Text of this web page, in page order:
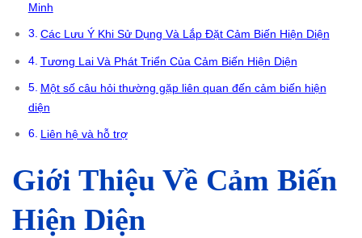
Minh
Các Lưu Ý Khi Sử Dụng Và Lắp Đặt Cảm Biến Hiện Diện
Tương Lai Và Phát Triển Của Cảm Biến Hiện Diện
Một số câu hỏi thường gặp liên quan đến cảm biến hiện
diện
Liên hệ và hỗ trợ
Giới Thiệu Về Cảm Biến
Hiện Diện